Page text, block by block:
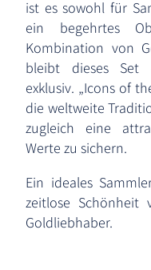
ist es sowohl für
ein begehrtes
Kombination von
bleibt dieses Set
exklusiv. „Icons of
die weltweite
zugleich eine
Werte zu sichern.
Ein ideales
zeitlose
Goldliebhaber.